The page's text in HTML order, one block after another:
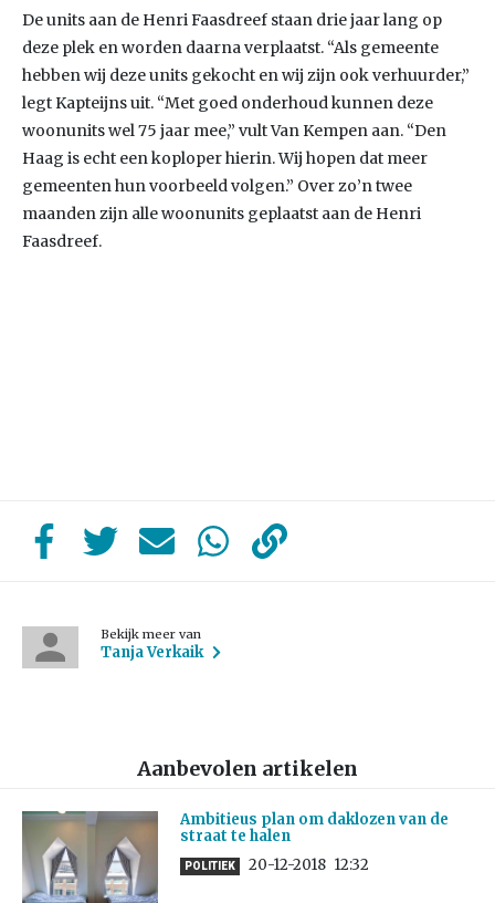
De units aan de Henri Faasdreef staan drie jaar lang op
deze plek en worden daarna verplaatst. “Als gemeente
hebben wij deze units gekocht en wij zijn ook verhuurder,”
legt Kapteijns uit. “Met goed onderhoud kunnen deze
woonunits wel 75 jaar mee,” vult Van Kempen aan. “Den
Haag is echt een koploper hierin. Wij hopen dat meer
gemeenten hun voorbeeld volgen.” Over zo’n twee
maanden zijn alle woonunits geplaatst aan de Henri
Faasdreef.
Bekijk meer van
Tanja Verkaik
Aanbevolen artikelen
Ambitieus plan om daklozen van de
straat te halen
POLITIEK 20-12-2018 12:32